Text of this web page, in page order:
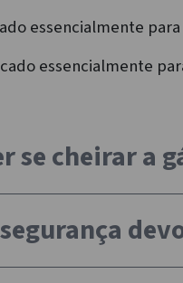
essencialmente
essencialmente
se cheirar a